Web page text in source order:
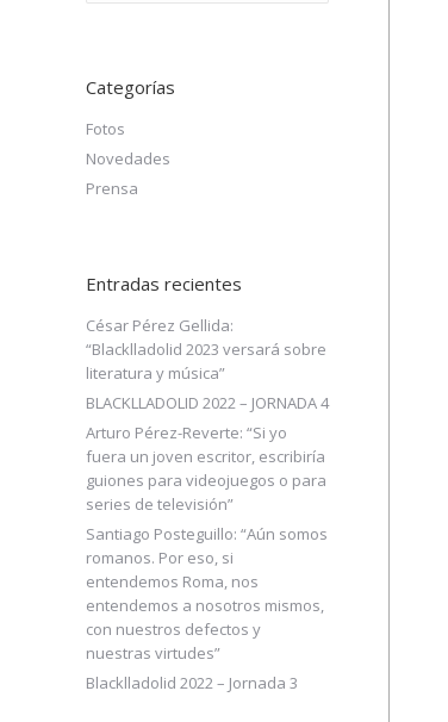
Categorías
Fotos
Novedades
Prensa
Entradas recientes
César Pérez Gellida:
“Blacklladolid 2023 versará sobre
literatura y música”
BLACKLLADOLID 2022 – JORNADA 4
Arturo Pérez-Reverte: “Si yo
fuera un joven escritor, escribiría
guiones para videojuegos o para
series de televisión”
Santiago Posteguillo: “Aún somos
romanos. Por eso, si
entendemos Roma, nos
entendemos a nosotros mismos,
con nuestros defectos y
nuestras virtudes”
Blacklladolid 2022 – Jornada 3